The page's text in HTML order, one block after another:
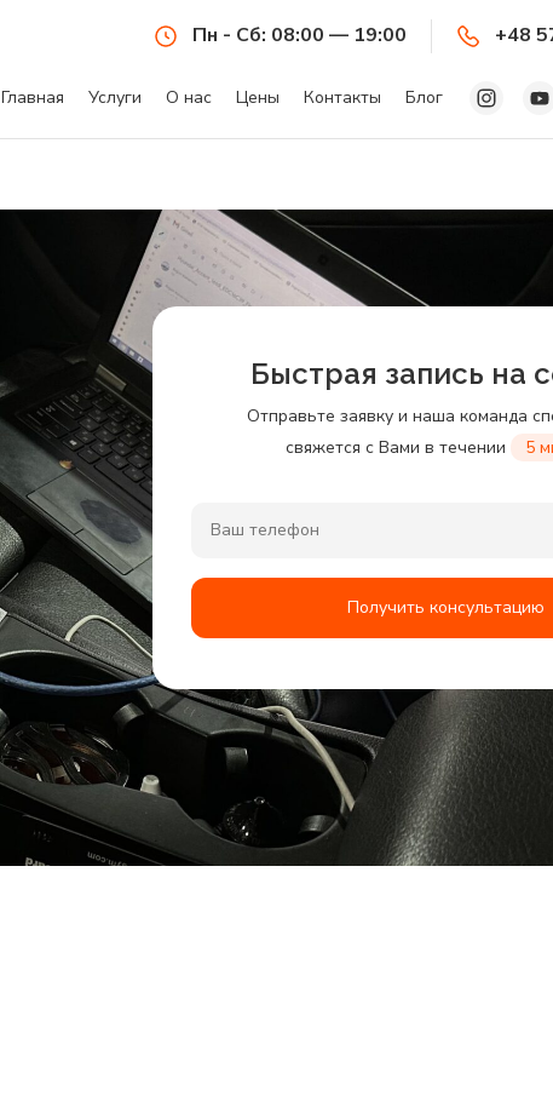
Пн - Сб: 08:00 — 19:00 +48
Главная Услуги О нас Цены Контакты Блог
Быстрая запись на
Отправьте заявку и наша команда
свяжется с Вами в течении
5
Получить консультацию